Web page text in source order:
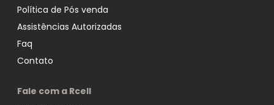
Política de Pós venda
Assistências Autorizadas
Faq
Contato
Fale com a Rcell